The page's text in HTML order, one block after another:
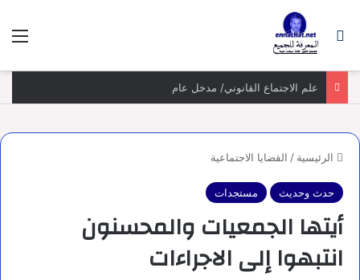
بحث عن
علم الاجتماع القانوني/ مدخل عام
الرئيسية / القضايا الاجتماعية
حدث وحديث مستجدات
أيتها الجمعيات والمحسنون
انتبهوا إلى الاجراءات